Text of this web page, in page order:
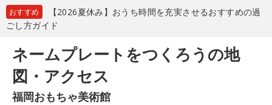
おすすめ
【2026夏休み】おうち時間を充実させるおすすめの過
ごし方ガイド
ネームプレートをつくろうの地
図・アクセス
福岡おもちゃ美術館